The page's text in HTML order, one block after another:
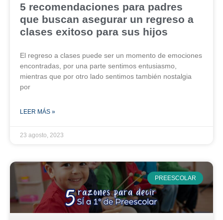
5 recomendaciones para padres
que buscan asegurar un regreso a
clases exitoso para sus hijos
El regreso a clases puede ser un momento de emociones
encontradas, por una parte sentimos entusiasmo,
mientras que por otro lado sentimos también nostalgia
por
LEER MÁS »
23 agosto, 2023
PREESCOLAR